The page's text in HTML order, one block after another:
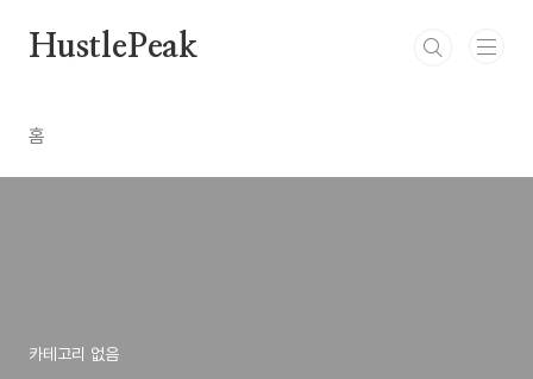
HustlePeak
홈
카테고리 없음